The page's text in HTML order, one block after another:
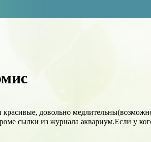
довольно
сылки из журнала аквариум.Если у